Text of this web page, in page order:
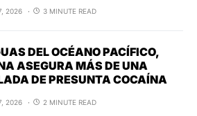
2026 3 MINUTE READ
DEL OCÉANO PACÍFICO,
ASEGURA MÁS DE UNA
DE PRESUNTA COCAÍNA
2026 2 MINUTE READ